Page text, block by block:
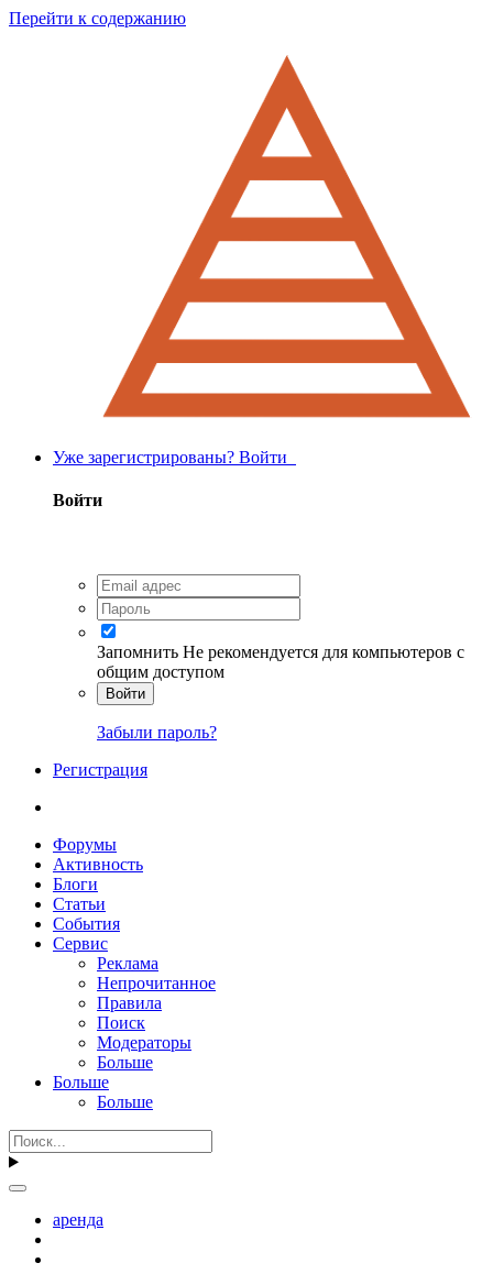
Перейти к содержанию
Уже зарегистрированы? Войти
Войти
Запомнить Не рекомендуется для компьютеров с
общим доступом
Войти
Забыли пароль?
Регистрация
Форумы
Активность
Блоги
Статьи
События
Сервис
Реклама
Непрочитанное
Правила
Поиск
Модераторы
Больше
Больше
Больше
аренда